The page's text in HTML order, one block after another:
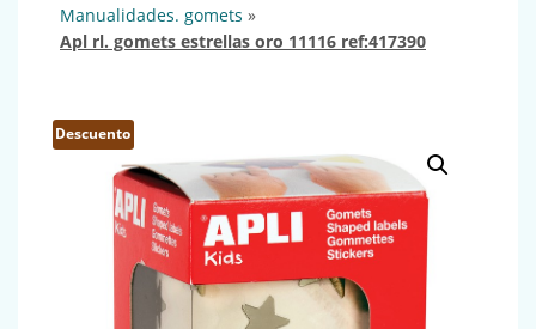
manualidades. gomets »
apl rl. gomets estrellas oro 11116 ref:417390
Descuento